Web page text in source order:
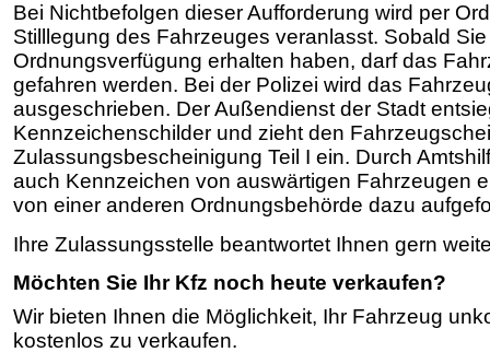
Bei Nichtbefolgen dieser Aufforderung wird per
Stilllegung des Fahrzeuges veranlasst. Sobald
Ordnungsverfügung erhalten haben, darf das
gefahren werden. Bei der Polizei wird das
ausgeschrieben. Der Außendienst der Stadt
Kennzeichenschilder und zieht den
Zulassungsbescheinigung Teil I ein. Durch
auch Kennzeichen von auswärtigen Fahrzeugen
von einer anderen Ordnungsbehörde dazu
Ihre Zulassungsstelle beantwortet Ihnen gern
Möchten Sie Ihr Kfz noch heute verkaufen?
Wir bieten Ihnen die Möglichkeit, Ihr Fahrzeug
kostenlos zu verkaufen.